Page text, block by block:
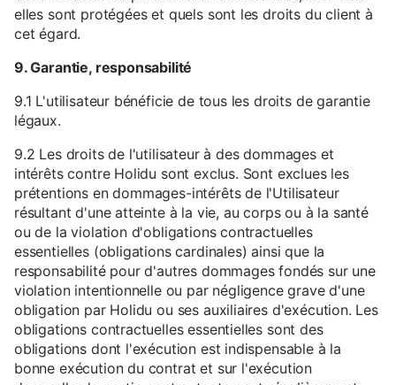
elles sont protégées et quels sont les droits du client à
cet égard.
9. Garantie, responsabilité
9.1 L'utilisateur bénéficie de tous les droits de garantie
légaux.
9.2 Les droits de l'utilisateur à des dommages et
intérêts contre Holidu sont exclus. Sont exclues les
prétentions en dommages-intérêts de l'Utilisateur
résultant d'une atteinte à la vie, au corps ou à la santé
ou de la violation d'obligations contractuelles
essentielles (obligations cardinales) ainsi que la
responsabilité pour d'autres dommages fondés sur une
violation intentionnelle ou par négligence grave d'une
obligation par Holidu ou ses auxiliaires d'exécution. Les
obligations contractuelles essentielles sont des
obligations dont l'exécution est indispensable à la
bonne exécution du contrat et sur l'exécution